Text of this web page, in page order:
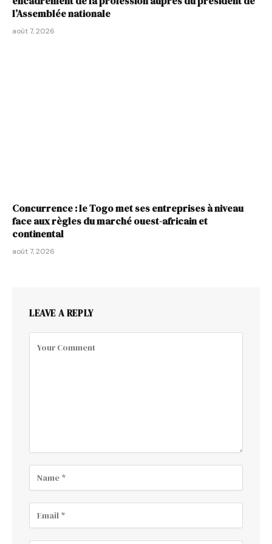
l’Assemblée nationale
août 7, 2026
Concurrence : le Togo met ses entreprises à niveau
face aux règles du marché ouest-africain et
continental
août 7, 2026
LEAVE A REPLY